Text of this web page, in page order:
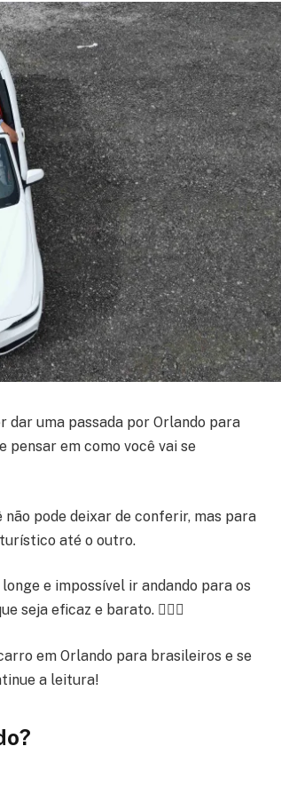
dar uma passada por Orlando para
em como você vai se
pode deixar de conferir, mas para
até o outro.
e impossível ir andando para os
seja eficaz e barato. 🙆🏾‍♂️
em Orlando para brasileiros e se
a leitura!